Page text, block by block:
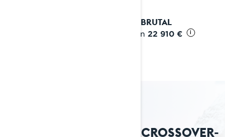
2027 BRUTAL
Alkaen 22 910 € i
Crossover-